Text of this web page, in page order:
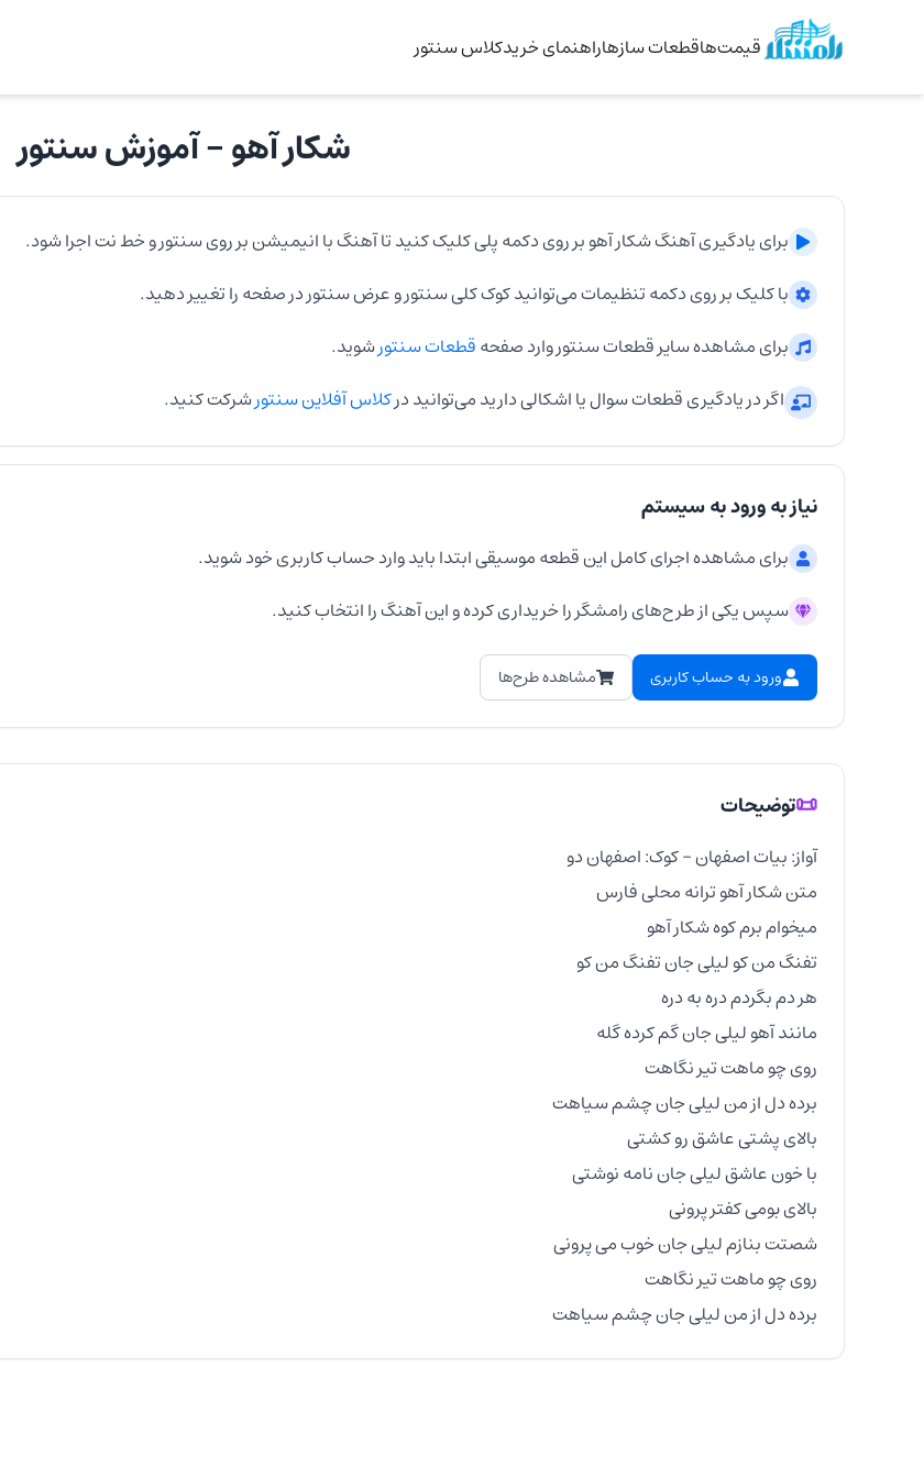
قیمت‌هاقطعات سازهاراهنمای خریدکلاس سنتور
شکار آهو- آموزشسنتور
برای یادگیری آهنگشکار آهوبر روی دکمه پلی کلیک کنید تا آهنگ با انیمیشن بر رویسنتورو خط نت اجرا شود.
با کلیک بر روی دکمه تنظیمات می‌توانید کوک کلیسنتورو عرضسنتوردر صفحه را تغییر دهید.
برای مشاهده سایر قطعاتسنتوروارد صفحهقطعاتسنتورشوید.
اگر در یادگیری قطعات سوال یا اشکالی دارید می‌توانید درکلاس آفلاین سنتورشرکت کنید.
نیاز به ورود به سیستم
برای مشاهده اجرای کامل این قطعه موسیقی ابتدا باید وارد حساب کاربری خود شوید.
سپس یکی از طرح‌های رامشگر را خریداری کرده و این آهنگ را انتخاب کنید.
ورود به حساب کاربری مشاهده طرح‌ها
📜توضیحات
برده دل از من لیلی جان چشم سیاهت